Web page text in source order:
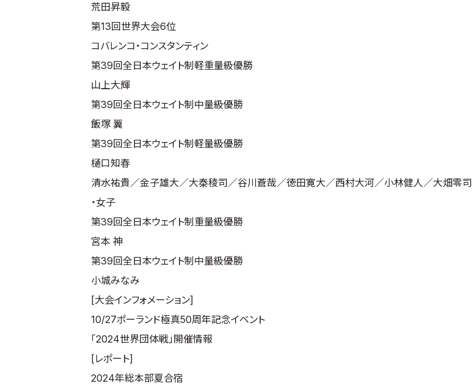
荒田昇毅
第13回世界大会6位
コバレンコ・コンスタンティン
第39回全日本ウェイト制軽重量級優勝
山上大輝
第39回全日本ウェイト制中量級優勝
飯塚 翼
第39回全日本ウェイト制軽量級優勝
樋口知春
清水祐貴／金子雄大／大秦稜司／谷川蒼哉／徳田寛大／西村大河／小林健人／大畑零司
・女子
第39回全日本ウェイト制重量級優勝
宮本 神
第39回全日本ウェイト制中量級優勝
小城みなみ
[大会インフォメーション]
10/27ポーランド極真50周年記念イベント
「2024世界団体戦」開催情報
[レポート]
2024年総本部夏合宿